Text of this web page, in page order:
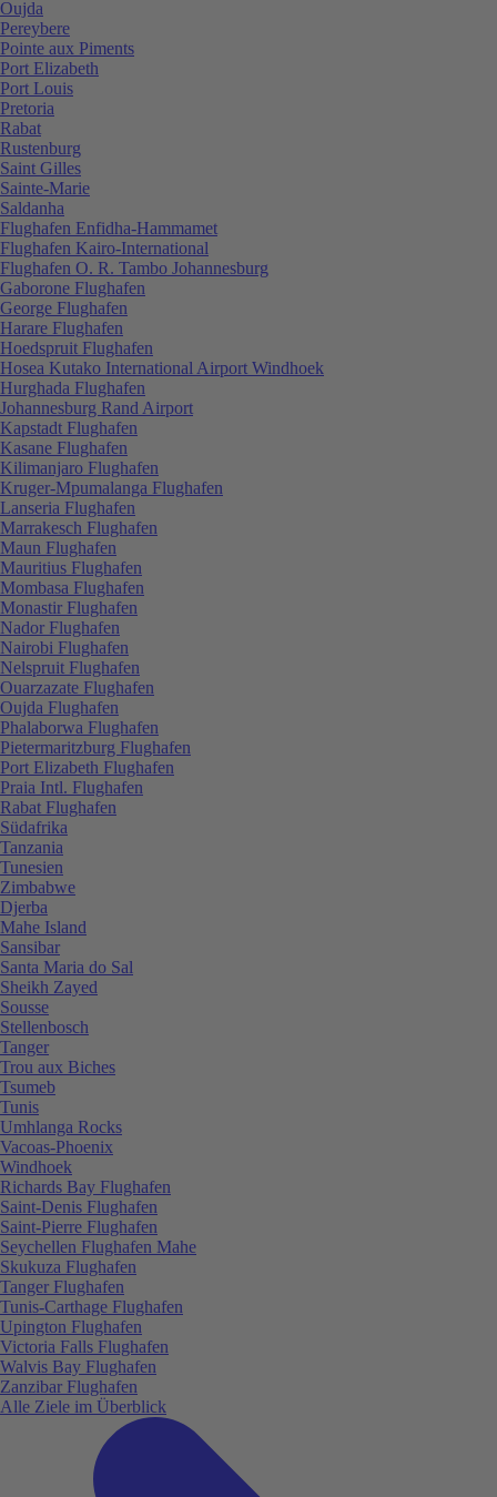
Oujda
Pereybere
Pointe aux Piments
Port Elizabeth
Port Louis
Pretoria
Rabat
Rustenburg
Saint Gilles
Sainte-Marie
Saldanha
Flughafen Enfidha-Hammamet
Flughafen Kairo-International
Flughafen O. R. Tambo Johannesburg
Gaborone Flughafen
George Flughafen
Harare Flughafen
Hoedspruit Flughafen
Hosea Kutako International Airport Windhoek
Hurghada Flughafen
Johannesburg Rand Airport
Kapstadt Flughafen
Kasane Flughafen
Kilimanjaro Flughafen
Kruger-Mpumalanga Flughafen
Lanseria Flughafen
Marrakesch Flughafen
Maun Flughafen
Mauritius Flughafen
Mombasa Flughafen
Monastir Flughafen
Nador Flughafen
Nairobi Flughafen
Nelspruit Flughafen
Ouarzazate Flughafen
Oujda Flughafen
Phalaborwa Flughafen
Pietermaritzburg Flughafen
Port Elizabeth Flughafen
Praia Intl. Flughafen
Rabat Flughafen
Südafrika
Tanzania
Tunesien
Zimbabwe
Djerba
Mahe Island
Sansibar
Santa Maria do Sal
Sheikh Zayed
Sousse
Stellenbosch
Tanger
Trou aux Biches
Tsumeb
Tunis
Umhlanga Rocks
Vacoas-Phoenix
Windhoek
Richards Bay Flughafen
Saint-Denis Flughafen
Saint-Pierre Flughafen
Seychellen Flughafen Mahe
Skukuza Flughafen
Tanger Flughafen
Tunis-Carthage Flughafen
Upington Flughafen
Victoria Falls Flughafen
Walvis Bay Flughafen
Zanzibar Flughafen
Alle Ziele im Überblick